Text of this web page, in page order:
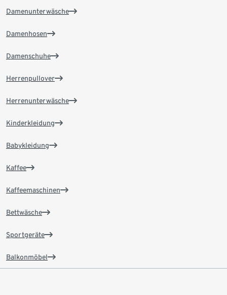
Damenunterwäsche
Damenhosen
Damenschuhe
Herrenpullover
Herrenunterwäsche
Kinderkleidung
Babykleidung
Kaffee
Kaffeemaschinen
Bettwäsche
Sportgeräte
Balkonmöbel